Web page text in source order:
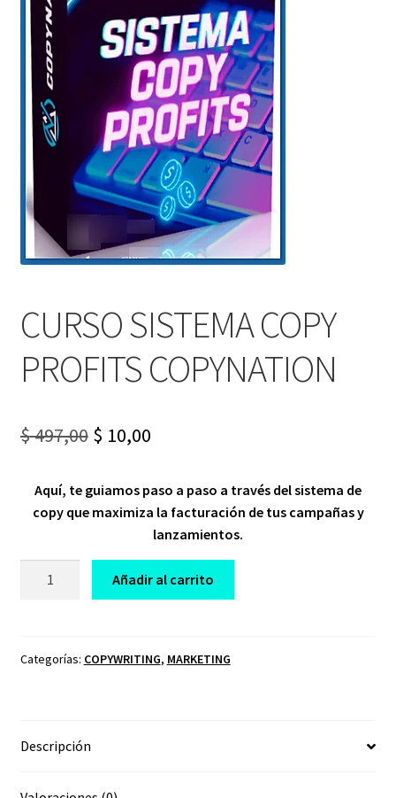
CURSO SISTEMA COPY
PROFITS COPYNATION
$497,00 Original
was:
$ 497,00.
$ 10,00Current
is:
$ 10,00.
Aquí, te guiamos paso a paso a través del sistema de
copy que maximiza la facturación de tus campañas y
lanzamientos.
COPYNATION
Añadir al carrito
Categorías: COPYWRITING, MARKETING
Descripción